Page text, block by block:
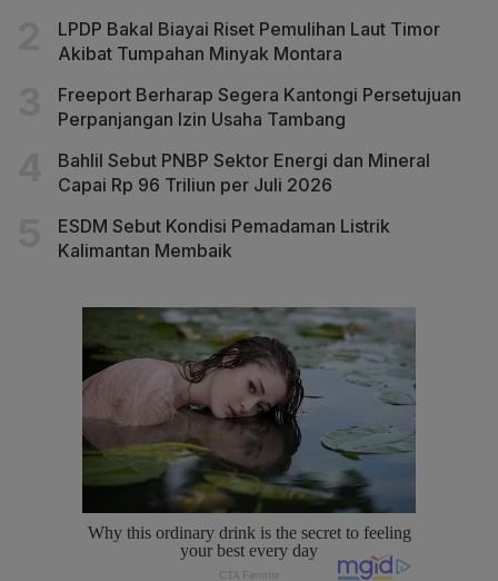
LPDP Bakal Biayai Riset Pemulihan Laut Timor
Akibat Tumpahan Minyak Montara
Freeport Berharap Segera Kantongi Persetujuan
Perpanjangan Izin Usaha Tambang
Bahlil Sebut PNBP Sektor Energi dan Mineral
Capai Rp 96 Triliun per Juli 2026
ESDM Sebut Kondisi Pemadaman Listrik
Kalimantan Membaik